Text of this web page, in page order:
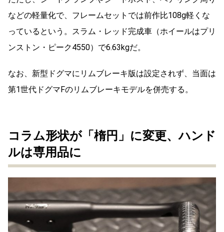
などの軽量化で、フレームセットでは前作比108g軽くな
っているという。スラム・レッド完成車（ホイールはプリ
ンストン・ピーク4550）で6.63kgだ。
なお、新型ドグマにリムブレーキ版は設定されず、当面は
第1世代ドグマFのリムブレーキモデルを併売する。
コラム形状が「楕円」に変更、ハンド
ルは専用品に